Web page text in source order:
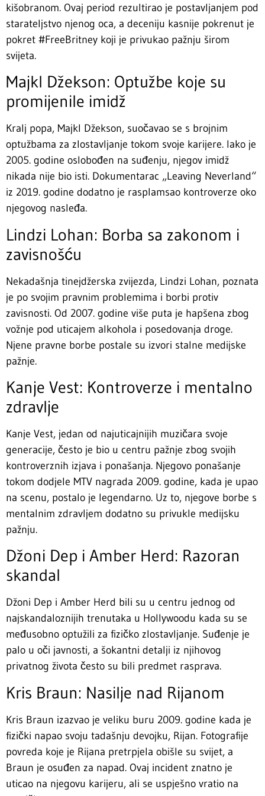
kišobranom. Ovaj period rezultirao je postavljanjem pod
starateljstvo njenog oca, a deceniju kasnije pokrenut je
pokret #FreeBritney koji je privukao pažnju širom
svijeta.
Majkl Džekson: Optužbe koje su
promijenile imidž
Kralj popa, Majkl Džekson, suočavao se s brojnim
optužbama za zlostavljanje tokom svoje karijere. Iako je
2005. godine oslobođen na suđenju, njegov imidž
nikada nije bio isti. Dokumentarac „Leaving Neverland“
iz 2019. godine dodatno je rasplamsao kontroverze oko
njegovog nasleđa.
Lindzi Lohan: Borba sa zakonom i
zavisnošću
Nekadašnja tinejdžerska zvijezda, Lindzi Lohan, poznata
je po svojim pravnim problemima i borbi protiv
zavisnosti. Od 2007. godine više puta je hapšena zbog
vožnje pod uticajem alkohola i posedovanja droge.
Njene pravne borbe postale su izvori stalne medijske
pažnje.
Kanje Vest: Kontroverze i mentalno
zdravlje
Kanje Vest, jedan od najuticajnijih muzičara svoje
generacije, često je bio u centru pažnje zbog svojih
kontroverznih izjava i ponašanja. Njegovo ponašanje
tokom dodjele MTV nagrada 2009. godine, kada je upao
na scenu, postalo je legendarno. Uz to, njegove borbe s
mentalnim zdravljem dodatno su privukle medijsku
pažnju.
Džoni Dep i Amber Herd: Razoran
skandal
Džoni Dep i Amber Herd bili su u centru jednog od
najskandaloznijih trenutaka u Hollywoodu kada su se
međusobno optužili za fizičko zlostavljanje. Suđenje je
palo u oči javnosti, a šokantni detalji iz njihovog
privatnog života često su bili predmet rasprava.
Kris Braun: Nasilje nad Rijanom
Kris Braun izazvao je veliku buru 2009. godine kada je
fizički napao svoju tadašnju devojku, Rijan. Fotografije
povreda koje je Rijana pretrpjela obišle su svijet, a
Braun je osuđen za napad. Ovaj incident znatno je
uticao na njegovu karijeru, ali se uspješno vratio na